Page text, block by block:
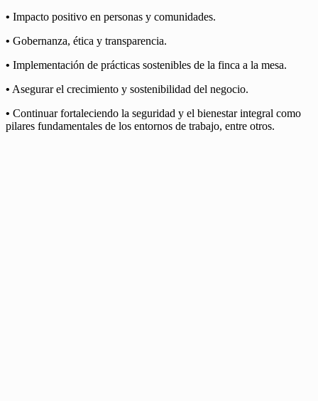
• Impacto positivo en personas y comunidades.
• Gobernanza, ética y transparencia.
• Implementación de prácticas sostenibles de la finca a la mesa.
• Asegurar el crecimiento y sostenibilidad del negocio.
• Continuar fortaleciendo la seguridad y el bienestar integral como
pilares fundamentales de los entornos de trabajo, entre otros.